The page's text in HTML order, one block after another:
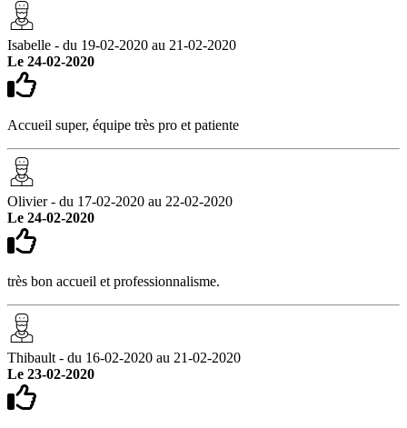
Isabelle - du 19-02-2020 au 21-02-2020
Le 24-02-2020
Accueil super, équipe très pro et patiente
Olivier - du 17-02-2020 au 22-02-2020
Le 24-02-2020
très bon accueil et professionnalisme.
Thibault - du 16-02-2020 au 21-02-2020
Le 23-02-2020